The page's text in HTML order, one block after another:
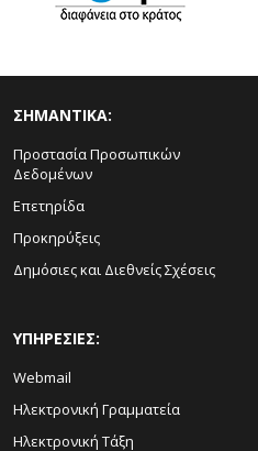
ΣΗΜΑΝΤΙΚΑ:
Προστασία Προσωπικών
Δεδομένων
Επετηρίδα
Προκηρύξεις
Δημόσιες και Διεθνείς Σχέσεις
ΥΠΗΡΕΣΙΕΣ:
Webmail
Ηλεκτρονική Γραμματεία
Ηλεκτρονική Τάξη